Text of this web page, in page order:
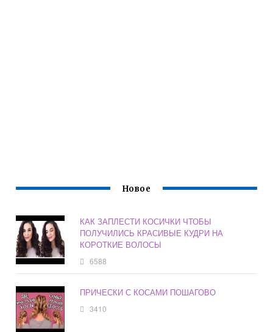
Новое
КАК ЗАПЛЕСТИ КОСИЧКИ ЧТОБЫ
ПОЛУЧИЛИСЬ КРАСИВЫЕ КУДРИ НА
КОРОТКИЕ ВОЛОСЫ
6588
ПРИЧЕСКИ С КОСАМИ ПОШАГОВО
3410